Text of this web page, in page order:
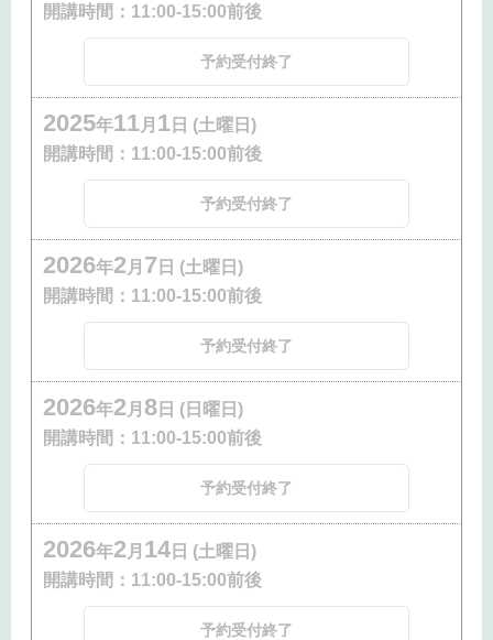
開講時間： 11:00-15:00前後
予約受付終了
2025年11月 1 日 (土曜日)
開講時間： 11:00-15:00前後
予約受付終了
2026年2月 7 日 (土曜日)
開講時間： 11:00-15:00前後
予約受付終了
2026年2月 8 日 (日曜日)
開講時間： 11:00-15:00前後
予約受付終了
2026年2月 14 日 (土曜日)
開講時間： 11:00-15:00前後
予約受付終了